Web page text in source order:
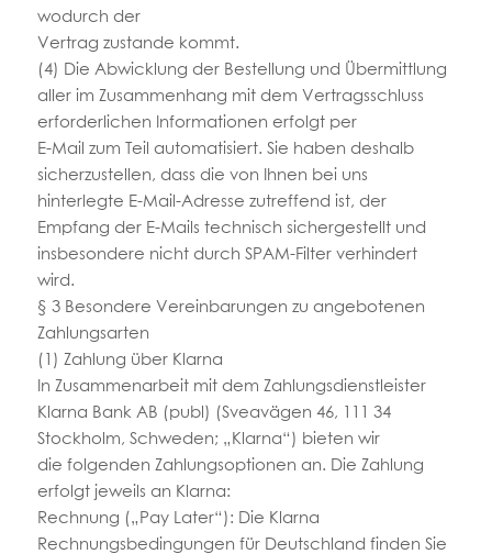
wodurch der
Vertrag zustande kommt.
(4) Die Abwicklung der Bestellung und Übermittlung
aller im Zusammenhang mit dem Vertragsschluss
erforderlichen Informationen erfolgt per
E-Mail zum Teil automatisiert. Sie haben deshalb
sicherzustellen, dass die von Ihnen bei uns
hinterlegte E-Mail-Adresse zutreffend ist, der
Empfang der E-Mails technisch sichergestellt und
insbesondere nicht durch SPAM-Filter verhindert
wird.
§ 3 Besondere Vereinbarungen zu angebotenen
Zahlungsarten
(1) Zahlung über Klarna
In Zusammenarbeit mit dem Zahlungsdienstleister
Klarna Bank AB (publ) (Sveavägen 46, 111 34
Stockholm, Schweden; „Klarna“) bieten wir
die folgenden Zahlungsoptionen an. Die Zahlung
erfolgt jeweils an Klarna:
Rechnung („Pay Later“): Die Klarna
Rechnungsbedingungen für Deutschland finden Sie